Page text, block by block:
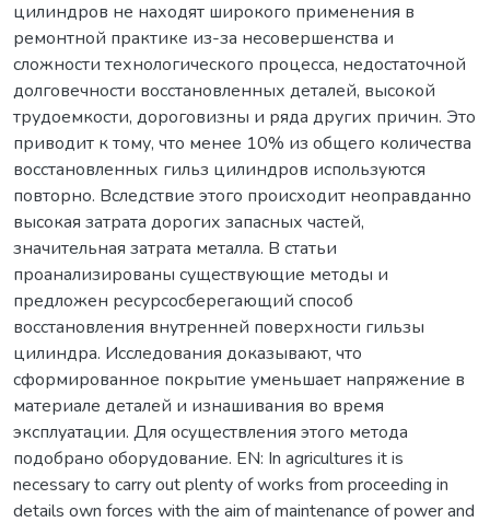
цилиндров не находят широкого применения в
ремонтной практике из-за несовершенства и
сложности технологического процесса, недостаточной
долговечности восстановленных деталей, высокой
трудоемкости, дороговизны и ряда других причин. Это
приводит к тому, что менее 10% из общего количества
восстановленных гильз цилиндров используются
повторно. Вследствие этого происходит неоправданно
высокая затрата дорогих запасных частей,
значительная затрата металла. В статьи
проанализированы существующие методы и
предложен ресурсосберегающий способ
восстановления внутренней поверхности гильзы
цилиндра. Исследования доказывают, что
сформированное покрытие уменьшает напряжение в
материале деталей и изнашивания во время
эксплуатации. Для осуществления этого метода
подобрано оборудование. EN: In agricultures it is
necessary to carry out plenty of works from proceeding in
details own forces with the aim of maintenance of power and